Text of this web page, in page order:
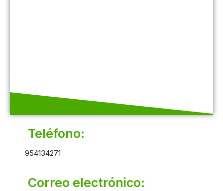
Teléfono:
954134271
Correo electrónico: